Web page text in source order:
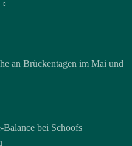
an Brückentagen im Mai und
bei Schoofs